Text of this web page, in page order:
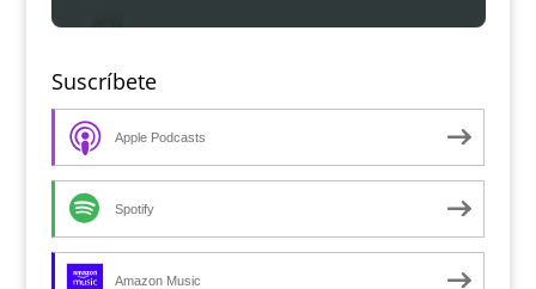
Suscríbete
Apple Podcasts
Spotify
Amazon Music